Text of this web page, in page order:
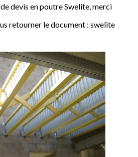
devis en poutre Swelite, merci
retourner le document : swelite